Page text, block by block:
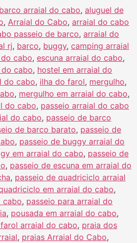
arraial do cabo, aluguel de
, Arraial do Cabo, arraial do cabo
passeio de barco, arraial do
rj, barco, buggy, camping arraial
cabo, escuna arraial do cabo,
cabo, hostel em arraial do
do cabo, ilha do farol, mergulho,
, mergulho em arraial do cabo,
do cabo, passeio arraial do cabo
do cabo, passeio de barco
de barco barato, passeio de
, passeio de buggy arraial do
em arraial do cabo, passeio de
, passeio de escuna em arraial do
, passeio de quadriciclo arraial
em arraial do cabo,
cabo, passeio para arraial do
, pousada em arraial do cabo,
arraial do cabo, praia dos
, praias Arraial do Cabo,